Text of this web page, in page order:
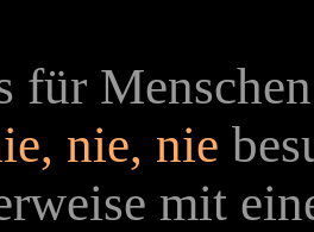
für
nie, nie
mit